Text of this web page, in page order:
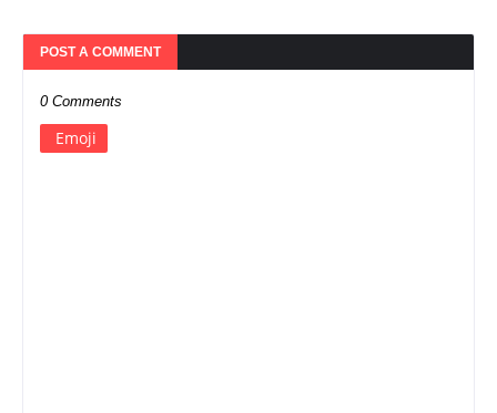
POST A COMMENT
0 Comments
Emoji